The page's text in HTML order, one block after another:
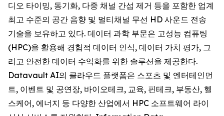
디오 타이밍, 동기화, 다중 채널 간섭 제거 등을 포함한 업계
최고 수준의 공간 음향 및 멀티채널 무선 HD 사운드 전송
기술을 보유하고 있다. 데이터 과학 부문은 고성능 컴퓨팅
(HPC)을 활용해 경험적 데이터 인식, 데이터 가치 평가, 그
리고 안전한 데이터 수익화를 위한 솔루션을 제공한다.
Datavault AI의 클라우드 플랫폼은 스포츠 및 엔터테인먼
트, 이벤트 및 공연장, 바이오테크, 교육, 핀테크, 부동산, 헬
스케어, 에너지 등 다양한 산업에서 HPC 소프트웨어 라이